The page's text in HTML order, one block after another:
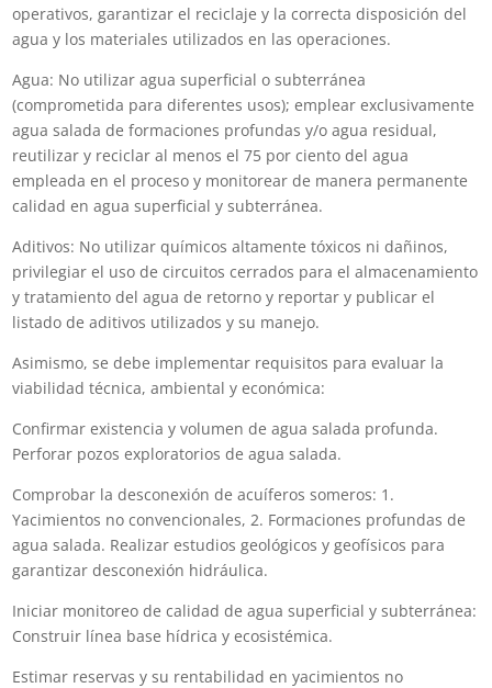
operativos, garantizar el reciclaje y la correcta disposición del
agua y los materiales utilizados en las operaciones.
Agua: No utilizar agua superficial o subterránea
(comprometida para diferentes usos); emplear exclusivamente
agua salada de formaciones profundas y/o agua residual,
reutilizar y reciclar al menos el 75 por ciento del agua
empleada en el proceso y monitorear de manera permanente
calidad en agua superficial y subterránea.
Aditivos: No utilizar químicos altamente tóxicos ni dañinos,
privilegiar el uso de circuitos cerrados para el almacenamiento
y tratamiento del agua de retorno y reportar y publicar el
listado de aditivos utilizados y su manejo.
Asimismo, se debe implementar requisitos para evaluar la
viabilidad técnica, ambiental y económica:
Confirmar existencia y volumen de agua salada profunda.
Perforar pozos exploratorios de agua salada.
Comprobar la desconexión de acuíferos someros: 1.
Yacimientos no convencionales, 2. Formaciones profundas de
agua salada. Realizar estudios geológicos y geofísicos para
garantizar desconexión hidráulica.
Iniciar monitoreo de calidad de agua superficial y subterránea:
Construir línea base hídrica y ecosistémica.
Estimar reservas y su rentabilidad en yacimientos no